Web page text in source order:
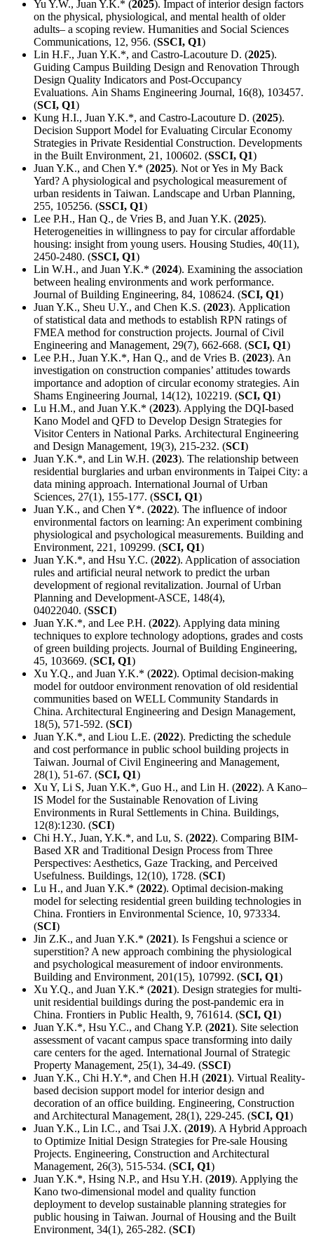
Yu Y.W., Juan Y.K.* (2025). Impact of interior design factors
on the physical, physiological, and mental health of older
adults– a scoping review. Humanities and Social Sciences
Communications, 12, 956. (SSCI, Q1)
Lin H.F., Juan Y.K.*, and Castro-Lacouture D. (2025).
Guiding Campus Building Design and Renovation Through
Design Quality Indicators and Post-Occupancy
Evaluations. Ain Shams Engineering Journal, 16(8), 103457.
(SCI, Q1)
Kung H.I., Juan Y.K.*, and Castro-Lacouture D. (2025).
Decision Support Model for Evaluating Circular Economy
Strategies in Private Residential Construction. Developments
in the Built Environment, 21, 100602. (SSCI, Q1)
Juan Y.K., and Chen Y.* (2025). Not or Yes in My Back
Yard? A physiological and psychological measurement of
urban residents in Taiwan. Landscape and Urban Planning,
255, 105256. (SSCI, Q1)
Lee P.H., Han Q., de Vries B, and Juan Y.K. (2025).
Heterogeneities in willingness to pay for circular affordable
housing: insight from young users. Housing Studies, 40(11),
2450-2480. (SSCI, Q1)
Lin W.H., and Juan Y.K.* (2024). Examining the association
between healing environments and work performance.
Journal of Building Engineering, 84, 108624. (SCI, Q1)
Juan Y.K., Sheu U.Y., and Chen K.S. (2023). Application
of statistical data and methods to establish RPN ratings of
FMEA method for construction projects. Journal of Civil
Engineering and Management, 29(7), 662-668. (SCI, Q1)
Lee P.H., Juan Y.K.*, Han Q., and de Vries B. (2023). An
investigation on construction companies’ attitudes towards
importance and adoption of circular economy strategies. Ain
Shams Engineering Journal, 14(12), 102219. (SCI, Q1)
Lu H.M., and Juan Y.K.* (2023). Applying the DQI-based
Kano Model and QFD to Develop Design Strategies for
Visitor Centers in National Parks. Architectural Engineering
and Design Management, 19(3), 215-232. (SCI)
Juan Y.K.*, and Lin W.H. (2023). The relationship between
residential burglaries and urban environments in Taipei City: a
data mining approach. International Journal of Urban
Sciences, 27(1), 155-177. (SSCI, Q1)
Juan Y.K., and Chen Y*. (2022). The influence of indoor
environmental factors on learning: An experiment combining
physiological and psychological measurements. Building and
Environment, 221, 109299. (SCI, Q1)
Juan Y.K.*, and Hsu Y.C. (2022). Application of association
rules and artificial neural network to predict the urban
development of regional revitalization. Journal of Urban
Planning and Development-ASCE, 148(4),
04022040. (SSCI)
Juan Y.K.*, and Lee P.H. (2022). Applying data mining
techniques to explore technology adoptions, grades and costs
of green building projects. Journal of Building Engineering,
45, 103669. (SCI, Q1)
Xu Y.Q., and Juan Y.K.* (2022). Optimal decision-making
model for outdoor environment renovation of old residential
communities based on WELL Community Standards in
China. Architectural Engineering and Design Management,
18(5), 571-592. (SCI)
Juan Y.K.*, and Liou L.E. (2022). Predicting the schedule
and cost performance in public school building projects in
Taiwan. Journal of Civil Engineering and Management,
28(1), 51-67. (SCI, Q1)
Xu Y, Li S, Juan Y.K.*, Guo H., and Lin H. (2022). A Kano–
IS Model for the Sustainable Renovation of Living
Environments in Rural Settlements in China. Buildings,
12(8):1230. (SCI)
Chi H.Y., Juan, Y.K.*, and Lu, S. (2022). Comparing BIM-
Based XR and Traditional Design Process from Three
Perspectives: Aesthetics, Gaze Tracking, and Perceived
Usefulness. Buildings, 12(10), 1728. (SCI)
Lu H., and Juan Y.K.* (2022). Optimal decision-making
model for selecting residential green building technologies in
China. Frontiers in Environmental Science, 10, 973334.
(SCI)
Jin Z.K., and Juan Y.K.* (2021). Is Fengshui a science or
superstition? A new approach combining the physiological
and psychological measurement of indoor environments.
Building and Environment, 201(15), 107992. (SCI, Q1)
Xu Y.Q., and Juan Y.K.* (2021). Design strategies for multi-
unit residential buildings during the post-pandemic era in
China. Frontiers in Public Health, 9, 761614. (SCI, Q1)
Juan Y.K.*, Hsu Y.C., and Chang Y.P. (2021). Site selection
assessment of vacant campus space transforming into daily
care centers for the aged. International Journal of Strategic
Property Management, 25(1), 34-49. (SSCI)
Juan Y.K., Chi H.Y.*, and Chen H.H (2021). Virtual Reality-
based decision support model for interior design and
decoration of an office building. Engineering, Construction
and Architectural Management, 28(1), 229-245. (SCI, Q1)
Juan Y.K., Lin I.C., and Tsai J.X. (2019). A Hybrid Approach
to Optimize Initial Design Strategies for Pre-sale Housing
Projects. Engineering, Construction and Architectural
Management, 26(3), 515-534. (SCI, Q1)
Juan Y.K.*, Hsing N.P., and Hsu Y.H. (2019). Applying the
Kano two-dimensional model and quality function
deployment to develop sustainable planning strategies for
public housing in Taiwan. Journal of Housing and the Built
Environment, 34(1), 265-282. (SCI)